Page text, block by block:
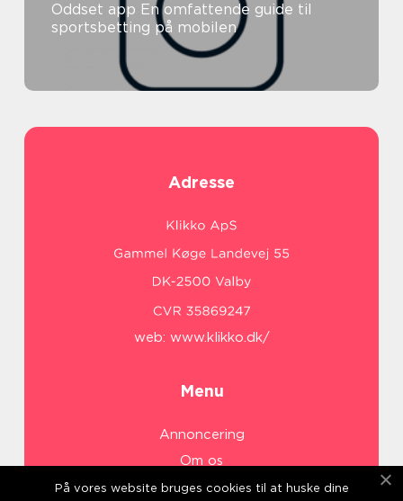
Oddset app En omfattende guide til
sportsbetting på mobilen
Adresse
web: www.klikko.dk/
Menu
Annoncering
Om os
Cookies
På vores website bruges cookies til at huske dine